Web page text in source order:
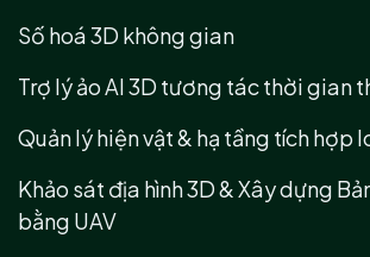
Số hoá 3D không gian
Trợ lý ảo AI 3D tương tác thời gian
Quản lý hiện vật & hạ tầng tích hợp
Khảo sát địa hình 3D & Xây dựng
bằng UAV